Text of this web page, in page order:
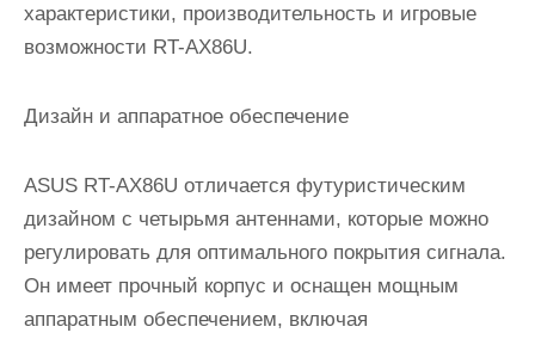
характеристики, производительность и игровые
возможности RT-AX86U.
Дизайн и аппаратное обеспечение
ASUS RT-AX86U отличается футуристическим
дизайном с четырьмя антеннами, которые можно
регулировать для оптимального покрытия сигнала.
Он имеет прочный корпус и оснащен мощным
аппаратным обеспечением, включая